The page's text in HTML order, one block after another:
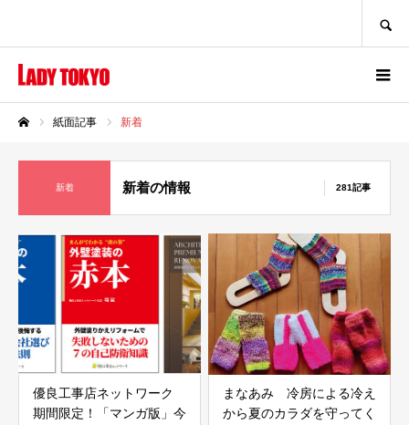
紙面記事 新着
新着 新着の情報 281記事
優良工事店ネットワーク
期間限定！「マンガ版」今
まなあみ 冷房による冷え
から夏のカラダを守ってく